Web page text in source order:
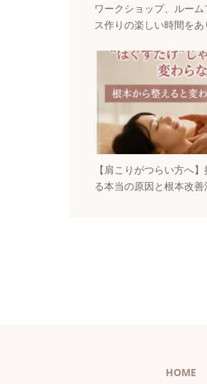
ワークショップ、ルー
ス作りの楽しい時間を
【肩こりがつらい方へ
る本当の原因と根本改
HOME